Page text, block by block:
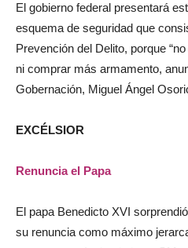
El gobierno federal presentará
esquema de seguridad que
Prevención del Delito, porque
ni comprar más armamento,
Gobernación, Miguel Ángel
EXCÉLSIOR
Renuncia el Papa
El papa Benedicto XVI
su renuncia como máximo